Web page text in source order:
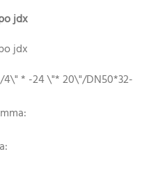
jdx
jdx
4\" * -24 \"* 20\"/DN50*32-